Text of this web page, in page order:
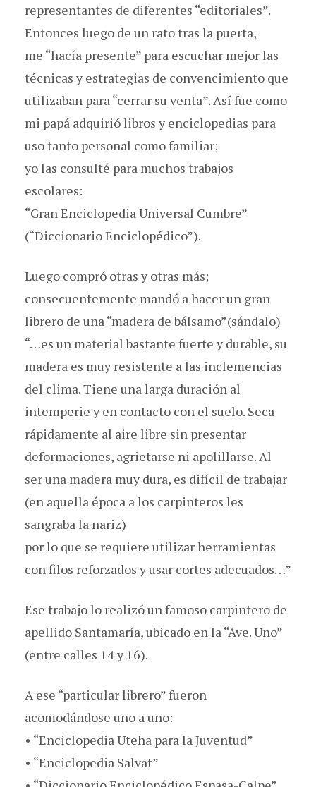
representantes de diferentes “editoriales”.
Entonces luego de un rato tras la puerta,
me “hacía presente” para escuchar mejor las
técnicas y estrategias de convencimiento que
utilizaban para “cerrar su venta”. Así fue como
mi papá adquirió libros y enciclopedias para
uso tanto personal como familiar;
yo las consulté para muchos trabajos
escolares:
“Gran Enciclopedia Universal Cumbre”
(“Diccionario Enciclopédico”).
Luego compró otras y otras más;
consecuentemente mandó a hacer un gran
librero de una “madera de bálsamo”(sándalo)
“…es un material bastante fuerte y durable, su
madera es muy resistente a las inclemencias
del clima. Tiene una larga duración al
intemperie y en contacto con el suelo. Seca
rápidamente al aire libre sin presentar
deformaciones, agrietarse ni apolillarse. Al
ser una madera muy dura, es difícil de trabajar
(en aquella época a los carpinteros les
sangraba la nariz)
por lo que se requiere utilizar herramientas
con filos reforzados y usar cortes adecuados…”
Ese trabajo lo realizó un famoso carpintero de
apellido Santamaría, ubicado en la “Ave. Uno”
(entre calles 14 y 16).
A ese “particular librero” fueron
acomodándose uno a uno:
• “Enciclopedia Uteha para la Juventud”
• “Enciclopedia Salvat”